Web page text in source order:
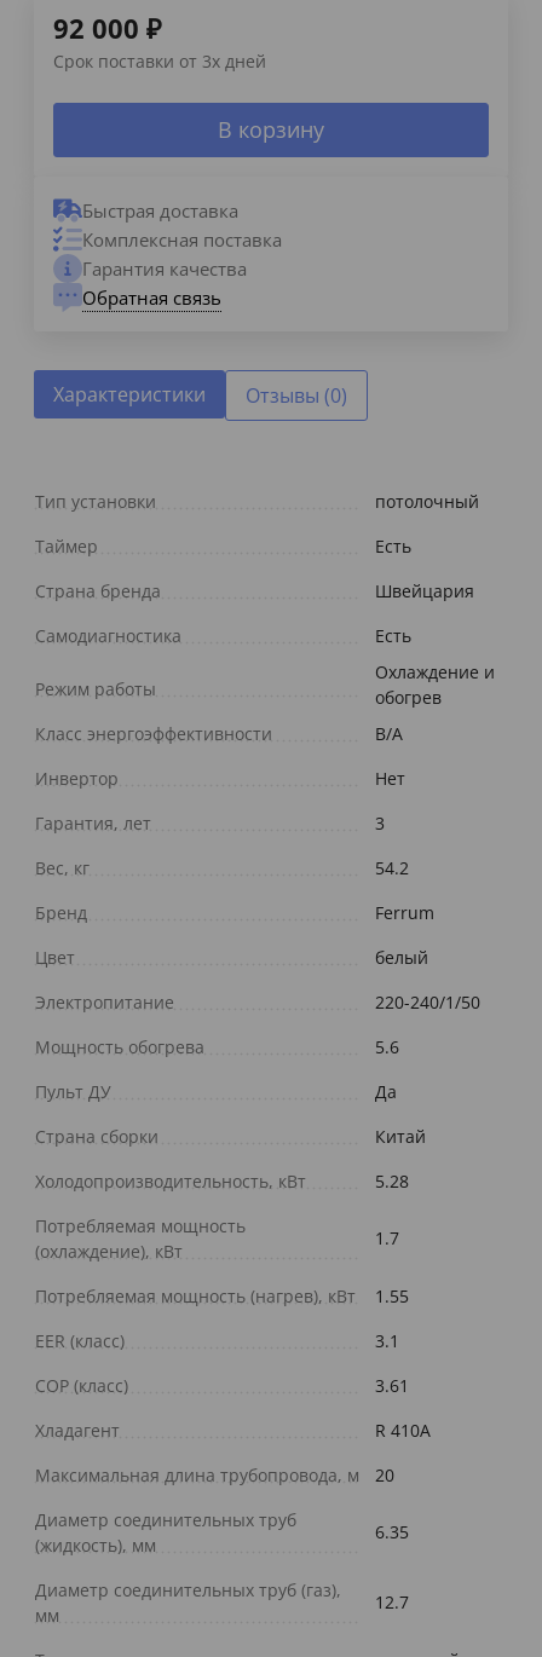
92 000 ₽
Срок поставки от 3х дней
В корзину
Быстрая доставка
Комплексная поставка
Гарантия качества
Обратная связь
Характеристики Отзывы (0)
Тип установки
потолочный
Таймер
Есть
Страна бренда
Швейцария
Самодиагностика
Есть
Режим работы
Охлаждение и
обогрев
Класс энергоэффективности
B/A
Инвертор
Нет
Гарантия, лет
3
Вес, кг
54.2
Бренд
Ferrum
Цвет
белый
Электропитание
220-240/1/50
Мощность обогрева
5.6
Пульт ДУ
Да
Страна сборки
Китай
Холодопроизводительность, кВт
5.28
Потребляемая мощность
(охлаждение), кВт
1.7
Потребляемая мощность (нагрев), кВт
1.55
EER (класс)
3.1
COP (класс)
3.61
Хладагент
R 410A
Максимальная длина трубопровода, м
20
Диаметр соединительных труб
(жидкость), мм
6.35
Диаметр соединительных труб (газ),
мм
12.7